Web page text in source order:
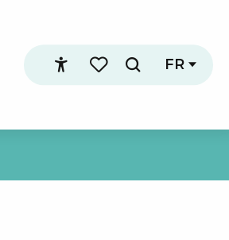
Accessibilité
Voir les favoris
Recherche
FR